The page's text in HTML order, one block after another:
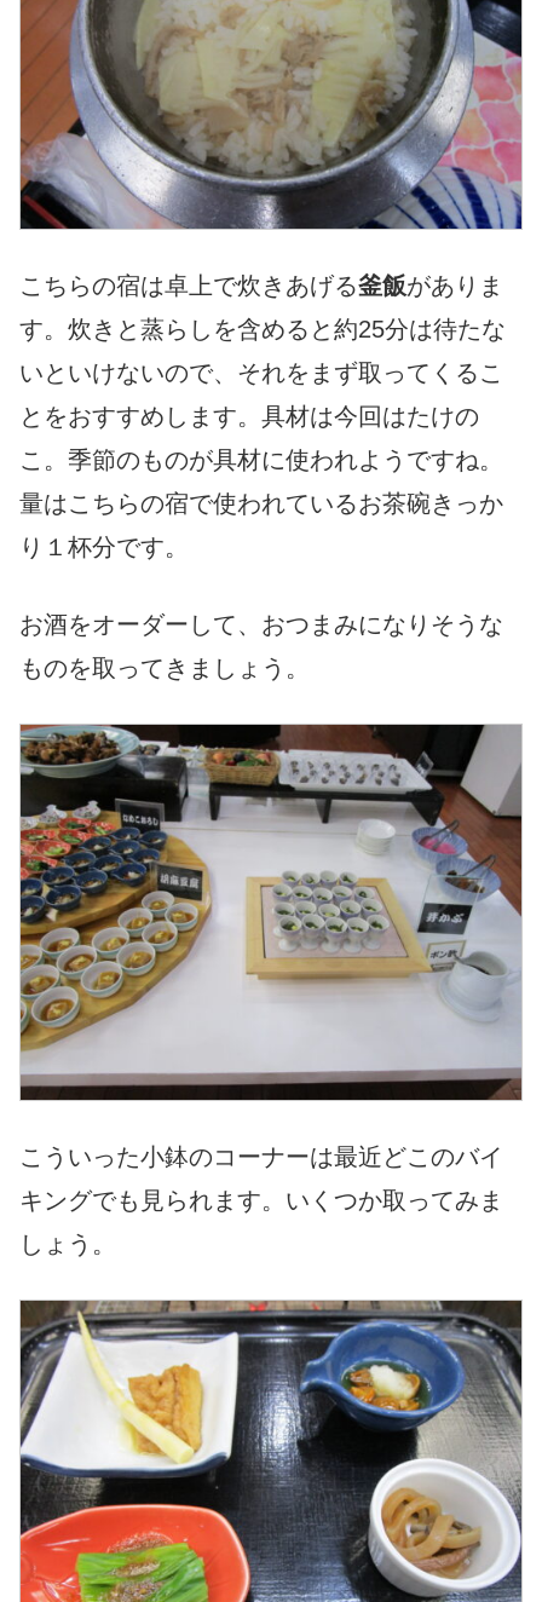
こちらの宿は卓上で炊きあげる釜飯がありま
す。炊きと蒸らしを含めると約25分は待たな
いといけないので、それをまず取ってくるこ
とをおすすめします。具材は今回はたけの
こ。季節のものが具材に使われようですね。
量はこちらの宿で使われているお茶碗きっか
り１杯分です。
お酒をオーダーして、おつまみになりそうな
ものを取ってきましょう。
こういった小鉢のコーナーは最近どこのバイ
キングでも見られます。いくつか取ってみま
しょう。